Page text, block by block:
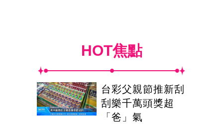
HOT焦點
台彩父親節推新刮
刮樂千萬頭獎超
「爸」氣